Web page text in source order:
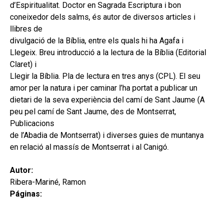
d’Espiritualitat. Doctor en Sagrada Escriptura i bon
coneixedor dels salms, és autor de diversos articles i
llibres de
divulgació de la Bíblia, entre els quals hi ha Agafa i
Llegeix. Breu introducció a la lectura de la Bíblia (Editorial
Claret) i
Llegir la Bíblia. Pla de lectura en tres anys (CPL). El seu
amor per la natura i per caminar l’ha portat a publicar un
dietari de la seva experiència del camí de Sant Jaume (A
peu pel camí de Sant Jaume, des de Montserrat,
Publicacions
de l’Abadia de Montserrat) i diverses guies de muntanya
en relació al massís de Montserrat i al Canigó.
Autor:
Ribera-Mariné, Ramon
Páginas: